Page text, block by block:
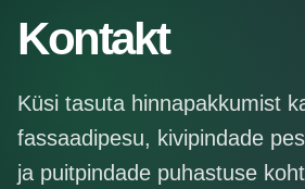
Katusepesu
pindade puhastus
Terrasside ja
puitpindade
Kontakt
Küsi tasuta hinnapakkumist
fassaadipesu, kivipindade
ja puitpindade puhastuse